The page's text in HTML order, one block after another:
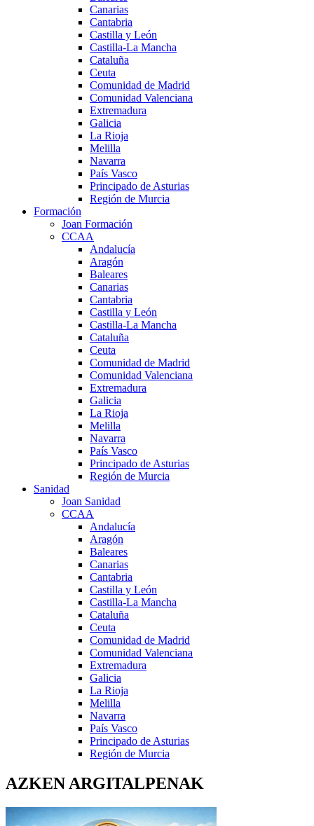
Canarias
Cantabria
Castilla y León
Castilla-La Mancha
Cataluña
Ceuta
Comunidad de Madrid
Comunidad Valenciana
Extremadura
Galicia
La Rioja
Melilla
Navarra
País Vasco
Principado de Asturias
Región de Murcia
Formación
Joan Formación
CCAA
Andalucía
Aragón
Baleares
Canarias
Cantabria
Castilla y León
Castilla-La Mancha
Cataluña
Ceuta
Comunidad de Madrid
Comunidad Valenciana
Extremadura
Galicia
La Rioja
Melilla
Navarra
País Vasco
Principado de Asturias
Región de Murcia
Sanidad
Joan Sanidad
CCAA
Andalucía
Aragón
Baleares
Canarias
Cantabria
Castilla y León
Castilla-La Mancha
Cataluña
Ceuta
Comunidad de Madrid
Comunidad Valenciana
Extremadura
Galicia
La Rioja
Melilla
Navarra
País Vasco
Principado de Asturias
Región de Murcia
AZKEN ARGITALPENAK